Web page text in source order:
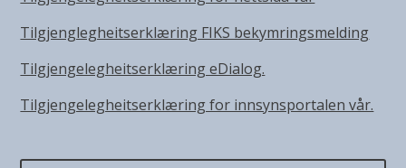
Tilgjenglegheitserklæring FIKS bekymringsmelding
Tilgjengelegheitserklæring eDialog.
Tilgjengelegheitserklæring for innsynsportalen vår.